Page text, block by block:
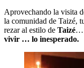
Aprovechando la visita
la comunidad de Taizé,
rezar al estilo de Taizé…
vivir … lo inesperado.